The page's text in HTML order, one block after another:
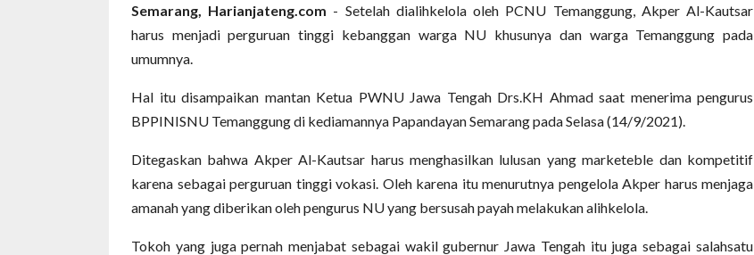
Semarang, Harianjateng.com - Setelah dialihkelola oleh PCNU Temanggung, Akper Al-Kautsar
harus menjadi perguruan tinggi kebanggan warga NU khusunya dan warga Temanggung pada
umumnya.
Hal itu disampaikan mantan Ketua PWNU Jawa Tengah Drs.KH Ahmad saat menerima pengurus
BPPINISNU Temanggung di kediamannya Papandayan Semarang pada Selasa (14/9/2021).
Ditegaskan bahwa Akper Al-Kautsar harus menghasilkan lulusan yang marketeble dan kompetitif
karena sebagai perguruan tinggi vokasi. Oleh karena itu menurutnya pengelola Akper harus menjaga
amanah yang diberikan oleh pengurus NU yang bersusah payah melakukan alihkelola.
Tokoh yang juga pernah menjabat sebagai wakil gubernur Jawa Tengah itu juga sebagai salahsatu